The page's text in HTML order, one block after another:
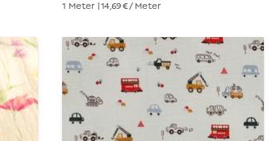
1 Meter | 14,69 € / Meter